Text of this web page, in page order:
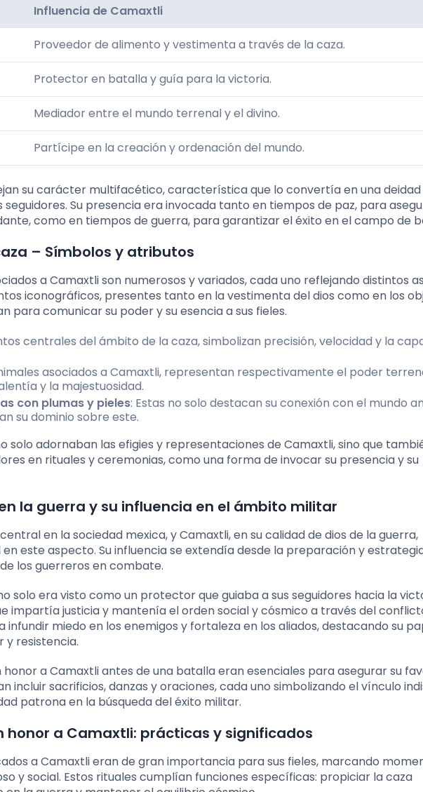
Influencia de Camaxtli
Proveedor de alimento y vestimenta a través de la caza.
Protector en batalla y guía para la victoria.
Mediador entre el mundo terrenal y el divino.
Partícipe en la creación y ordenación del mundo.
su carácter multifacético, característica que lo convertía en una deidad
Su presencia era invocada tanto en tiempos de paz, para
como en tiempos de guerra, para garantizar el éxito en el campo de
– Símbolos y atributos
a Camaxtli son numerosos y variados, cada uno reflejando distintos
iconográficos, presentes tanto en la vestimenta del dios como en los
para comunicar su poder y su esencia a sus fieles.
centrales del ámbito de la caza, simbolizan precisión, velocidad y la
asociados a Camaxtli, representan respectivamente el poder
y la majestuosidad.
con plumas y pieles: Estas no solo destacan su conexión con el mundo
su dominio sobre este.
solo adornaban las efigies y representaciones de Camaxtli, sino que
en rituales y ceremonias, como una forma de invocar su presencia y su
la guerra y su influencia en el ámbito militar
en la sociedad mexica, y Camaxtli, en su calidad de dios de la guerra,
este aspecto. Su influencia se extendía desde la preparación y
los guerreros en combate.
solo era visto como un protector que guiaba a sus seguidores hacia la
impartía justicia y mantenía el orden social y cósmico a través del
miedo en los enemigos y fortaleza en los aliados, destacando su
y resistencia.
honor a Camaxtli antes de una batalla eran esenciales para asegurar su
incluir sacrificios, danzas y oraciones, cada uno simbolizando el vínculo
patrona en la búsqueda del éxito militar.
honor a Camaxtli: prácticas y significados
a Camaxtli eran de gran importancia para sus fieles, marcando
y social. Estos rituales cumplían funciones específicas: propiciar la caza